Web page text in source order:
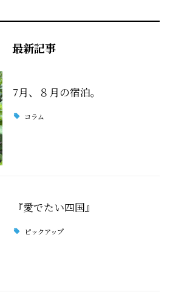
最新記事
7月、８月の宿泊。
コラム
『愛でたい四国』
ピックアップ